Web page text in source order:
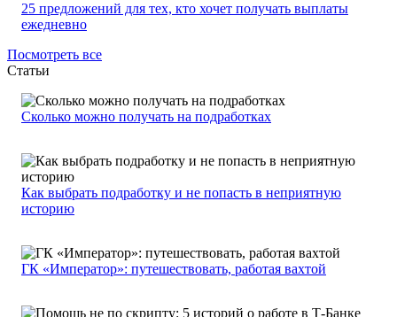
25 предложений для тех, кто хочет получать выплаты
ежедневно
Посмотреть все
Статьи
Сколько можно получать на подработках
Как выбрать подработку и не попасть в неприятную
историю
ГК «Император»: путешествовать, работая вахтой